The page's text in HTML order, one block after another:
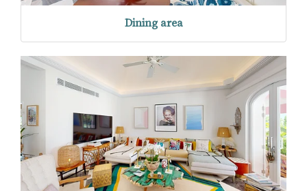
Dining area